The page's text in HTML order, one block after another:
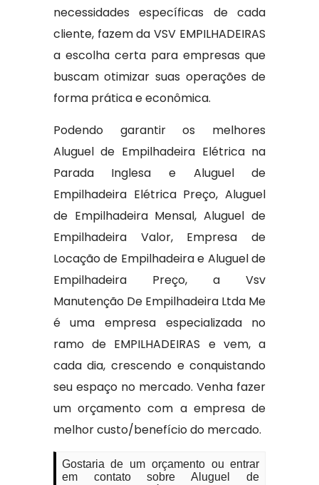
necessidades específicas de cada
cliente, fazem da VSV EMPILHADEIRAS
a escolha certa para empresas que
buscam otimizar suas operações de
forma prática e econômica.
Podendo garantir os melhores
Aluguel de Empilhadeira Elétrica na
Parada Inglesa e Aluguel de
Empilhadeira Elétrica Preço, Aluguel
de Empilhadeira Mensal, Aluguel de
Empilhadeira Valor, Empresa de
Locação de Empilhadeira e Aluguel de
Empilhadeira Preço, a Vsv
Manutenção De Empilhadeira Ltda Me
é uma empresa especializada no
ramo de EMPILHADEIRAS e vem, a
cada dia, crescendo e conquistando
seu espaço no mercado. Venha fazer
um orçamento com a empresa de
melhor custo/benefício do mercado.
Gostaria de um orçamento ou entrar
em contato sobre Aluguel de